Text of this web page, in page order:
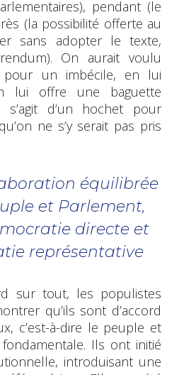
pendant (le
(la possibilité offerte au
sans adopter le texte,
On aurait voulu
un imbécile, en lui
lui offre une baguette
s’agit d’un hochet pour
ne s’y serait pas pris
équilibrée
et Parlement,
directe et
représentative
sur tout, les populistes
qu’ils sont d’accord
c’est-à-dire le peuple et
Ils ont initié
introduisant une